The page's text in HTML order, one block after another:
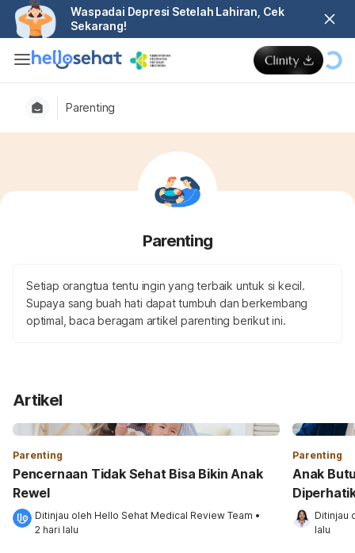
Waspadai Depresi Setelah Lahiran, Cek
Sekarang!
Parenting
Parenting
Setiap orangtua tentu ingin yang terbaik untuk si kecil.
Supaya sang buah hati dapat tumbuh dan berkembang
optimal, baca beragam artikel parenting berikut ini.
Artikel
Parenting
Pencernaan Tidak Sehat Bisa Bikin Anak
Rewel
Ditinjau oleh Hello Sehat Medical Review Team •
2 hari lalu
Parenting
Anak
Ditinjau
lalu